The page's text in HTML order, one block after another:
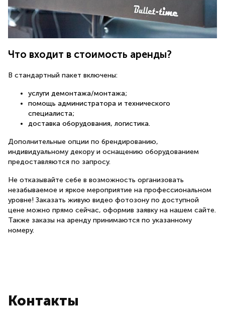
Что входит в стоимость аренды?
В стандартный пакет включены:
услуги демонтажа/монтажа;
помощь администратора и технического
специалиста;
доставка оборудования, логистика.
Дополнительные опции по брендированию,
индивидуальному декору и оснащению оборудованием
предоставляются по запросу.
Не отказывайте себе в возможность организовать
незабываемое и яркое мероприятие на профессиональном
уровне! Заказать живую видео фотозону по доступной
цене можно прямо сейчас, оформив заявку на нашем сайте.
Также заказы на аренду принимаются по указанному
номеру.
Контакты